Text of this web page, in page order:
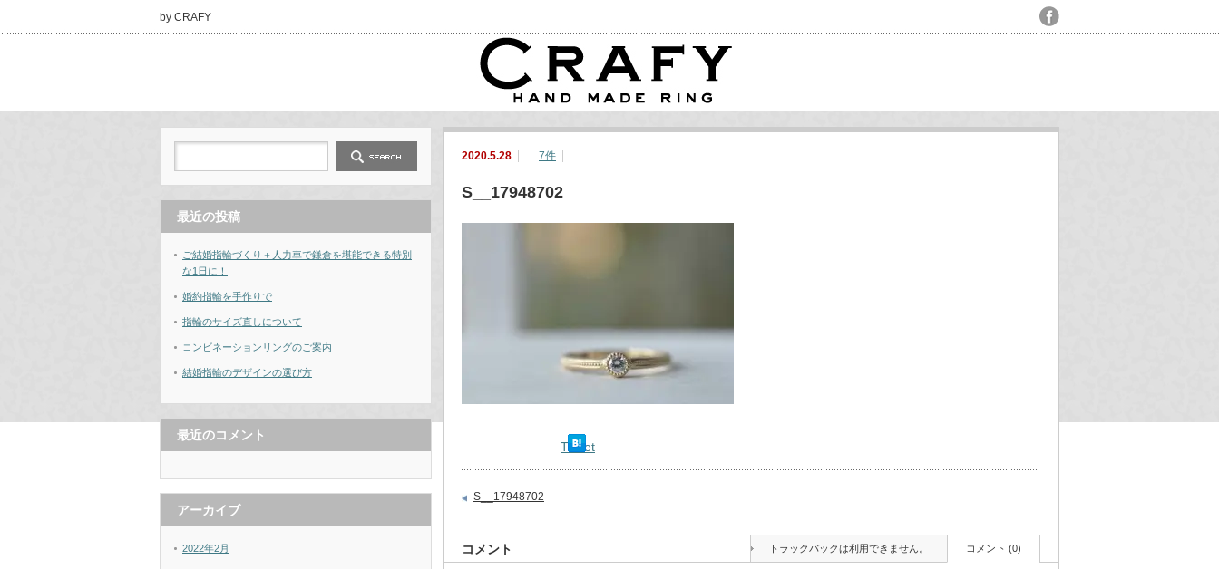
by CRAFY
2020.5.28 7件
S__17948702
Tweet
S__17948702
コメント トラックバックは利用できません。 コメント (0)
最近の投稿
ご結婚指輪づくり＋人力車で鎌倉を堪能できる特別
な1日に！
婚約指輪を手作りで
指輪のサイズ直しについて
コンビネーションリングのご案内
結婚指輪のデザインの選び方
最近のコメント
アーカイブ
2022年2月